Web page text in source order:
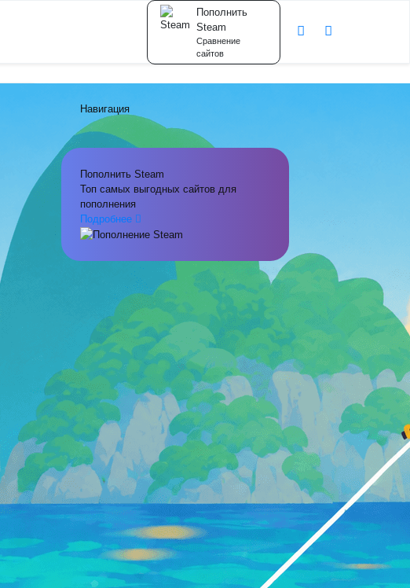
Пополнить
Steam
Сравнение
сайтов
Навигация
Пополнить Steam
Топ самых выгодных сайтов для
пополнения
Подробнее